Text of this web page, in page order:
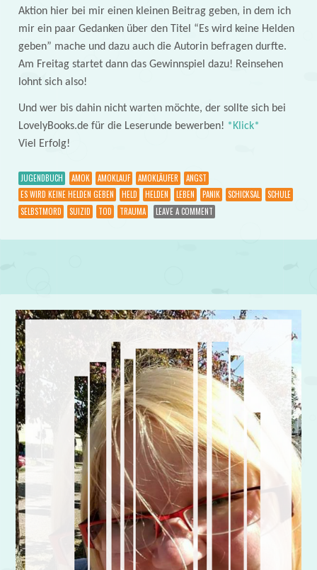
Aktion hier bei mir einen kleinen Beitrag geben, in dem ich
mir ein paar Gedanken über den Titel “Es wird keine Helden
geben” mache und dazu auch die Autorin befragen durfte.
Am Freitag startet dann das Gewinnspiel dazu! Reinsehen
lohnt sich also!
Und wer bis dahin nicht warten möchte, der sollte sich bei
LovelyBooks.de für die Leserunde bewerben! *Klick*
Viel Erfolg!
JUGENDBUCH AMOK AMOKLAUF AMOKLÄUFER
ANGST
ES WIRD KEINE HELDEN GEBEN
HELD HELDEN LEBEN PANIK SCHICKSAL
SCHULE
SELBSTMORD
SUIZID TOD TRAUMA LEAVE A COMMENT
Post navigation